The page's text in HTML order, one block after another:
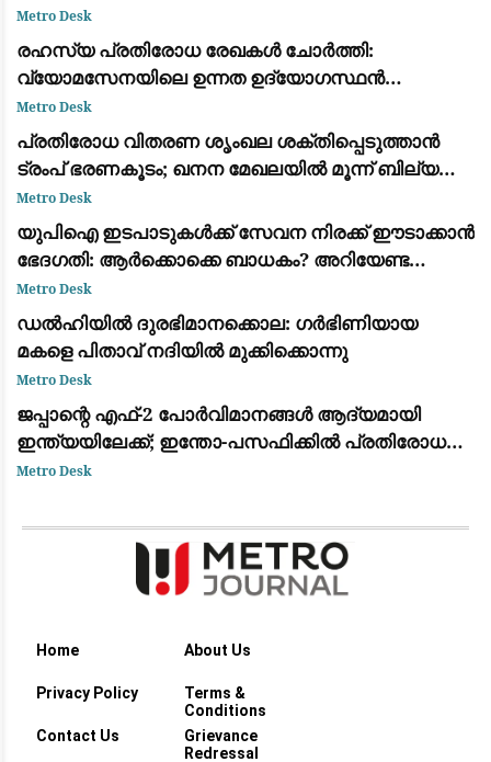
പിണറായി വിജയൻ
Metro Desk
രഹസ്യ പ്രതിരോധ രേഖകൾ ചോർത്തി:
വ്യോമസേനയിലെ ഉന്നത ഉദ്യോഗസ്ഥൻ
അറസ്റ്റിൽ
Metro Desk
പ്രതിരോധ വിതരണ ശൃംഖല ശക്തിപ്പെടുത്താൻ
ട്രംപ് ഭരണകൂടം; ഖനന മേഖലയിൽ മൂന്ന് ബില്യൺ
ഡോളറിന്റെ വൻ നിക്ഷേപം
Metro Desk
യുപിഐ ഇടപാടുകൾക്ക് സേവന നിരക്ക് ഈടാക്കാൻ
ഭേദഗതി: ആർക്കൊക്കെ ബാധകം? അറിയേണ്ട
വിവരങ്ങൾ
Metro Desk
ഡൽഹിയിൽ ദുരഭിമാനക്കൊല: ഗർഭിണിയായ
മകളെ പിതാവ് നദിയിൽ മുക്കിക്കൊന്നു
Metro Desk
ജപ്പാന്റെ എഫ്-2 പോർവിമാനങ്ങൾ ആദ്യമായി
ഇന്ത്യയിലേക്ക്; ഇന്തോ-പസഫിക്കിൽ പ്രതിരോധ
സഹകരണം ശക്തമാക്കാൻ തീരുമാനം
Metro Desk
Home About Us
Privacy Policy
Terms &
Conditions
Contact Us
Grievance
Redressal